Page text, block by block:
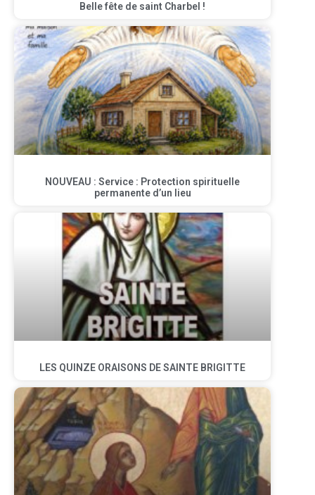
Belle fête de saint Charbel !
NOUVEAU : Service : Protection spirituelle
permanente d’un lieu
LES QUINZE ORAISONS DE SAINTE BRIGITTE